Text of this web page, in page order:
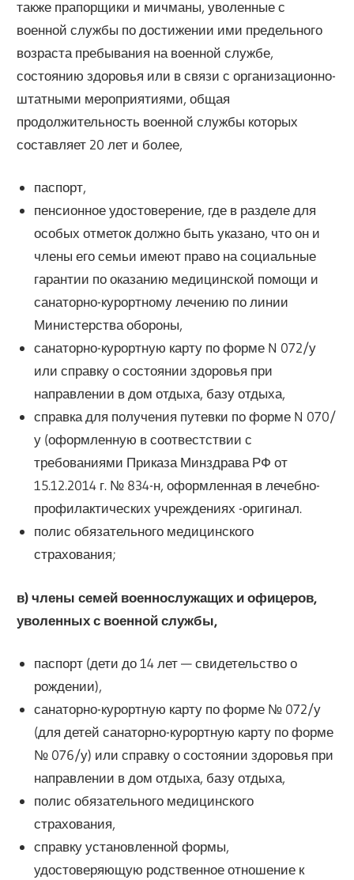
также прапорщики и мичманы, уволенные с
военной службы по достижении ими предельного
возраста пребывания на военной службе,
состоянию здоровья или в связи с организационно-
штатными мероприятиями, общая
продолжительность военной службы которых
составляет 20 лет и более,
паспорт,
пенсионное удостоверение, где в разделе для
особых отметок должно быть указано, что он и
члены его семьи имеют право на социальные
гарантии по оказанию медицинской помощи и
санаторно-курортному лечению по линии
Министерства обороны,
санаторно-курортную карту по форме N 072/у
или справку о состоянии здоровья при
направлении в дом отдыха, базу отдыха,
справка для получения путевки по форме N 070/
у (оформленную в соотвестствии с
требованиями Приказа Минздрава РФ от
15.12.2014 г. № 834-н, оформленная в лечебно-
профилактических учреждениях -оригинал.
полис обязательного медицинского
страхования;
в) члены семей военнослужащих и офицеров,
уволенных с военной службы,
паспорт (дети до 14 лет — свидетельство о
рождении),
санаторно-курортную карту по форме № 072/у
(для детей санаторно-курортную карту по форме
№ 076/у) или справку о состоянии здоровья при
направлении в дом отдыха, базу отдыха,
полис обязательного медицинского
страхования,
справку установленной формы,
удостоверяющую родственное отношение к